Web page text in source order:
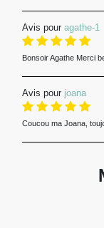
Avis pour agathe-1
Bonsoir Agathe Merci
Avis pour joana
Coucou ma Joana,